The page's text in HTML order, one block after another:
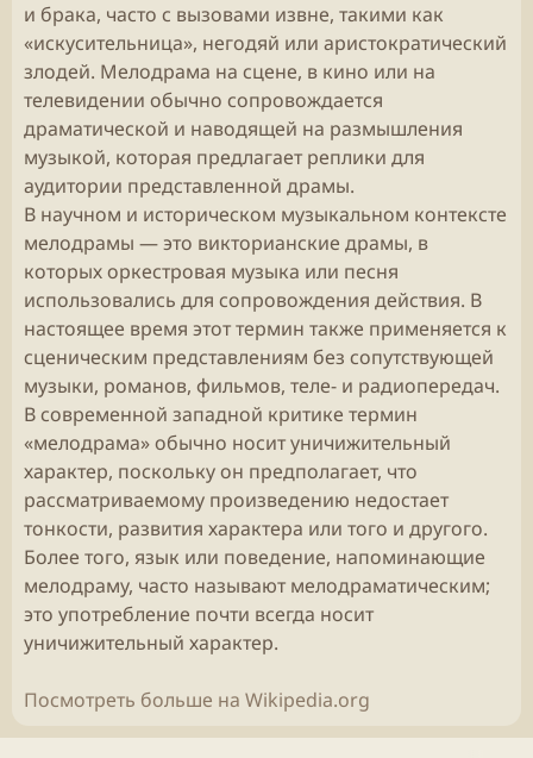
и брака, часто с вызовами извне, такими как
«искусительница», негодяй или аристократический
злодей. Мелодрама на сцене, в кино или на
телевидении обычно сопровождается
драматической и наводящей на размышления
музыкой, которая предлагает реплики для
аудитории представленной драмы.
В научном и историческом музыкальном контексте
мелодрамы — это викторианские драмы, в
которых оркестровая музыка или песня
использовались для сопровождения действия. В
настоящее время этот термин также применяется к
сценическим представлениям без сопутствующей
музыки, романов, фильмов, теле- и радиопередач.
В современной западной критике термин
«мелодрама» обычно носит уничижительный
характер, поскольку он предполагает, что
рассматриваемому произведению недостает
тонкости, развития характера или того и другого.
Более того, язык или поведение, напоминающие
мелодраму, часто называют мелодраматическим;
это употребление почти всегда носит
уничижительный характер.
Посмотреть больше на Wikipedia.org